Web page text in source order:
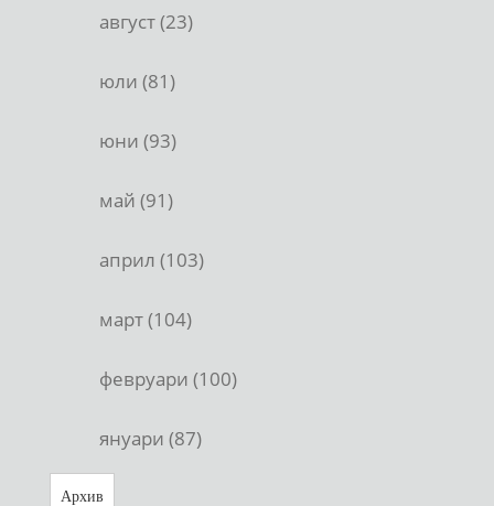
август (23)
юли (81)
юни (93)
май (91)
април (103)
март (104)
февруари (100)
януари (87)
Архив